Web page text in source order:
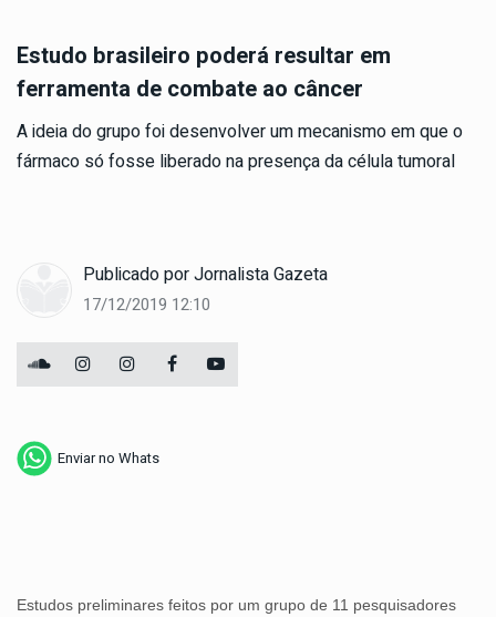
Estudo brasileiro poderá resultar em
ferramenta de combate ao câncer
A ideia do grupo foi desenvolver um mecanismo em que o
fármaco só fosse liberado na presença da célula tumoral
Publicado porJornalista Gazeta
17/12/2019 12:10
Enviar no Whats
Estudos preliminares feitos por um grupo de 11 pesquisadores